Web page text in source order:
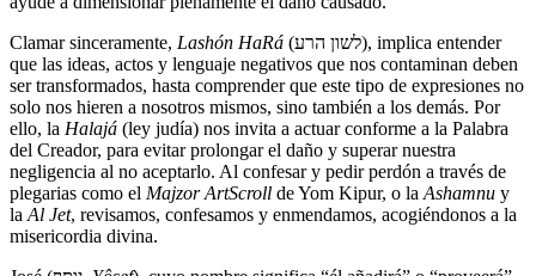
Clamar sinceramente, Lashón HaRá (לשון הרע), implica entender
que las ideas, actos y lenguaje negativos que nos contaminan deben
ser transformados, hasta comprender que este tipo de expresiones no
solo nos hieren a nosotros mismos, sino también a los demás. Por
ello, la Halajá (ley judía) nos invita a actuar conforme a la Palabra
del Creador, para evitar prolongar el daño y superar nuestra
negligencia al no aceptarlo. Al confesar y pedir perdón a través de
plegarias como el Majzor ArtScroll de Yom Kipur, o laAshamnu y
laAl Jet, revisamos, confesamos y enmendamos, acogiéndonos a la
misericordia divina.